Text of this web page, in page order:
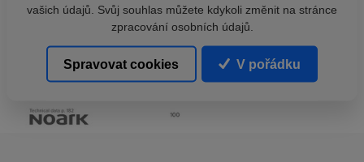
vašich údajů. Svůj souhlas můžete kdykoli změnit na stránce
zpracování osobních údajů.
Spravovat cookies V pořádku